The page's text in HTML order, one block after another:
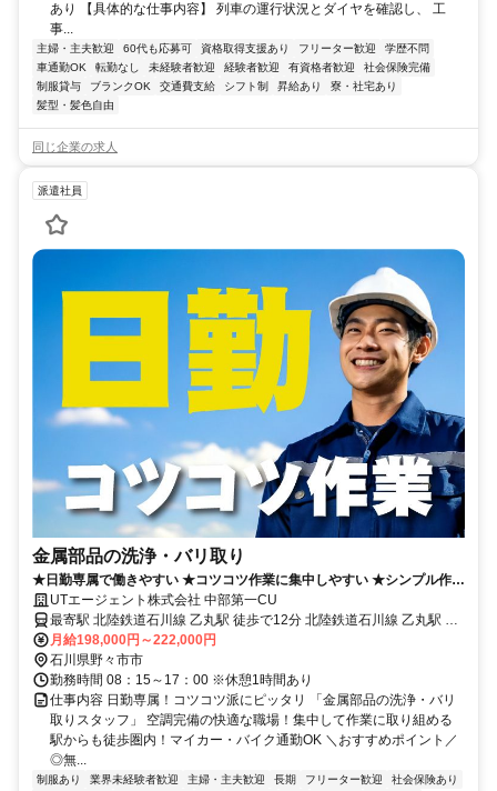
あり 【具体的な仕事内容】 列車の運行状況とダイヤを確認し、 工
事...
主婦・主夫歓迎 60代も応募可 資格取得支援あり フリーター歓迎
学歴不問
車通勤OK
転勤なし 未経験者歓迎 経験者歓迎 有資格者歓迎
社会保険完備
制服貸与
ブランクOK 交通費支給 シフト制 昇給あり
寮・社宅あり
髪型・髪色自由
同じ企業の求人
派遣社員
金属部品の洗浄・バリ取り
★日勤専属で働きやすい ★コツコツ作業に集中しやすい ★シンプル作
業！難しい操作なし
UTエージェント株式会社 中部第一CU
最寄駅 北陸鉄道石川線 乙丸駅 徒歩で12分 北陸鉄道石川線 乙丸駅 車
で2分
月給198,000円～222,000円
石川県野々市市
勤務時間 08：15～17：00 ※休憩1時間あり
仕事内容 日勤専属！コツコツ派にピッタリ 「金属部品の洗浄・バリ
取りスタッフ」 空調完備の快適な職場！集中して作業に取り組める
駅からも徒歩圏内！マイカー・バイク通勤OK ＼おすすめポイント／
◎無...
制服あり 業界未経験者歓迎 主婦・主夫歓迎 長期 フリーター歓迎 社会保険あり